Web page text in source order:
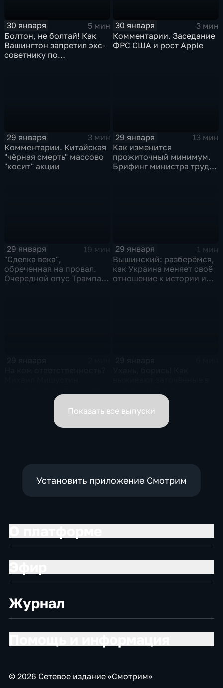
30 января
5 мин
Болтон, не болтай! Как
Вашингтон запретил экс-
советнику по
30 января
3 мин
Комментарии. Заседание
ФРС США и рост Apple
29 января
3 мин
Комментарии. Китайская
"чёрная смерть" массово
"косит" акции
29 января
13 мин
Как изменится
прожиточный минимум.
Брифинг министра труда
29 января
19 мин
"Сделка века",
обреченная на провал.
Очередной опус Трампа.
29 января
1 мин
Вышинский: разберёмся,
как Украина меняет своё
отношение к истории и
вице-премьеров
Показать все выпуски
Установить приложение Смотрим
Журнал
© 2026 Сетевое издание «Смотрим»